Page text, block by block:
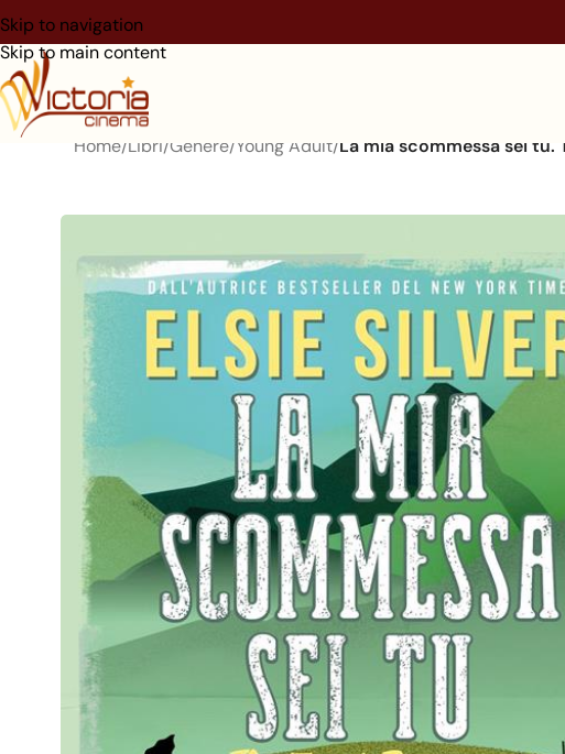
Skip to navigation
Skip to main content
Home/Libri/Genere/Young Adult/La mia scommessa sei tu.